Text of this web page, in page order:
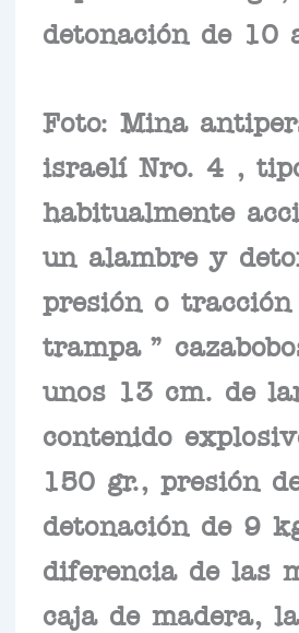
detonación de 10
Foto: Mina
israelí Nro. 4 ,
habitualmente
un alambre y
presión o tracción
trampa ”
unos 13 cm. de
contenido
150 gr., presión
detonación de 9
diferencia de las
caja de madera,